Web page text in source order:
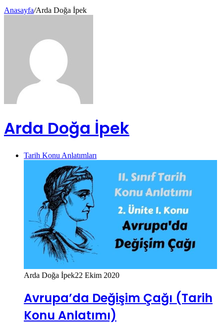
Anasayfa/Arda Doğa İpek
Arda Doğa İpek
Tarih Konu Anlatımları
Arda Doğa İpek22 Ekim 2020
Avrupa’da Değişim Çağı (Tarih
Konu Anlatımı)